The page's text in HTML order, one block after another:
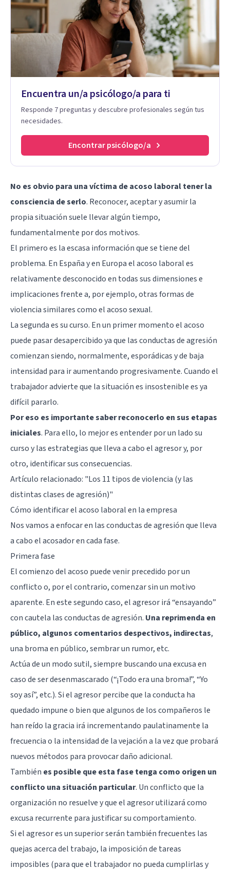
Encuentra un/a psicólogo/a para ti
Responde 7 preguntas y descubre profesionales según tus
necesidades.
Encontrar psicólogo/a
No es obvio para una víctima de acoso laboral tener la
consciencia de serlo. Reconocer, aceptar y asumir la
propia situación suele llevar algún tiempo,
fundamentalmente por dos motivos.
El primero es la escasa información que se tiene del
problema. En España y en Europa el acoso laboral es
relativamente desconocido en todas sus dimensiones e
implicaciones frente a, por ejemplo, otras formas de
violencia similares como el acoso sexual.
La segunda es su curso. En un primer momento el acoso
puede pasar desapercibido ya que las conductas de agresión
comienzan siendo, normalmente, esporádicas y de baja
intensidad para ir aumentando progresivamente. Cuando el
trabajador advierte que la situación es insostenible es ya
difícil pararlo.
Por eso es importante saber reconocerlo en sus etapas
iniciales. Para ello, lo mejor es entender por un lado su
curso y las estrategias que lleva a cabo el agresor y, por
otro, identificar sus consecuencias.
Artículo relacionado: "Los 11 tipos de violencia (y las
distintas clases de agresión)"
Cómo identificar el acoso laboral en la empresa
Nos vamos a enfocar en las conductas de agresión que lleva
a cabo el acosador en cada fase.
Primera fase
El comienzo del acoso puede venir precedido por un
conflicto o, por el contrario, comenzar sin un motivo
aparente. En este segundo caso, el agresor irá “ensayando”
con cautela las conductas de agresión. Una reprimenda en
público, algunos comentarios despectivos, indirectas,
una broma en público, sembrar un rumor, etc.
Actúa de un modo sutil, siempre buscando una excusa en
caso de ser desenmascarado (“¡Todo era una broma!”, “Yo
soy así”, etc.). Si el agresor percibe que la conducta ha
quedado impune o bien que algunos de los compañeros le
han reído la gracia irá incrementando paulatinamente la
frecuencia o la intensidad de la vejación a la vez que probará
nuevos métodos para provocar daño adicional.
También es posible que esta fase tenga como origen un
conflicto una situación particular. Un conflicto que la
organización no resuelve y que el agresor utilizará como
excusa recurrente para justificar su comportamiento.
Si el agresor es un superior serán también frecuentes las
quejas acerca del trabajo, la imposición de tareas
imposibles (para que el trabajador no pueda cumplirlas y